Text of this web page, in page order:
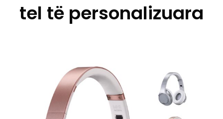
tel të personalizuara